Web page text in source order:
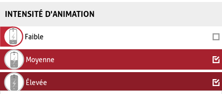
INTENSITÉ D'ANIMATION
Faible
Moyenne
Élevée